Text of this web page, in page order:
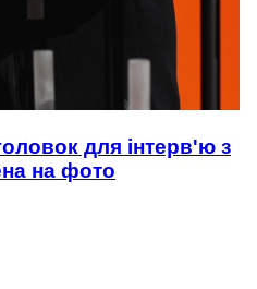
для інтерв'ю з
на фото